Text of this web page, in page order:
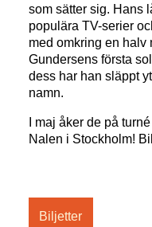
som sätter sig. Hans
populära TV-serier
med omkring en halv
Gundersens första
dess har han släppt
namn.
I maj åker de på
Nalen i Stockholm!
Biljetter